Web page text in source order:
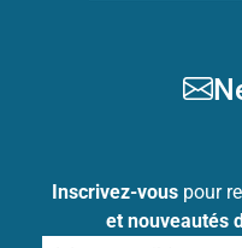
Inscrivez-vouspour
et nouveautés